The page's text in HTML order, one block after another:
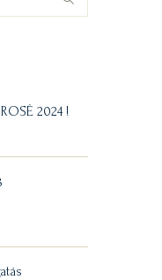
2024 !